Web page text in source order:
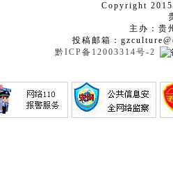
Copyright
主办：贵
投稿邮箱：
黔ICP备12003314号-2